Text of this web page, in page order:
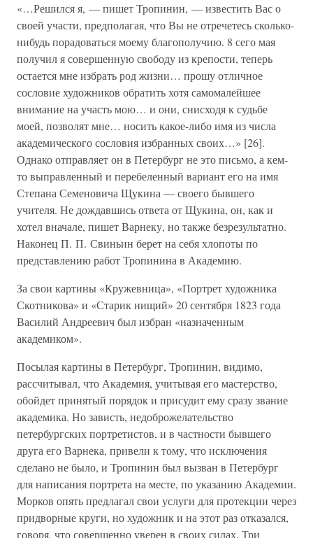
«…Решился я, — пишет Тропинин, — известить Вас о
своей участи, предполагая, что Вы не отречетесь сколько-
нибудь порадоваться моему благополучию. 8 сего мая
получил я совершенную свободу из крепости, теперь
остается мне избрать род жизни… прошу отличное
сословие художников обратить хотя самомалейшее
внимание на участь мою… и они, снисходя к судьбе
моей, позволят мне… носить какое-либо имя из числа
академического сословия избранных своих…» [26].
Однако отправляет он в Петербург не это письмо, а кем-
то выправленный и перебеленный вариант его на имя
Степана Семеновича Щукина — своего бывшего
учителя. Не дождавшись ответа от Щукина, он, как и
хотел вначале, пишет Варнеку, но также безрезультатно.
Наконец П. П. Свиньин берет на себя хлопоты по
представлению работ Тропинина в Академию.
За свои картины «Кружевница», «Портрет художника
Скотникова» и «Старик нищий» 20 сентября 1823 года
Василий Андреевич был избран «назначенным
академиком».
Посылая картины в Петербург, Тропинин, видимо,
рассчитывал, что Академия, учитывая его мастерство,
обойдет принятый порядок и присудит ему сразу звание
академика. Но зависть, недоброжелательство
петербургских портретистов, и в частности бывшего
друга его Варнека, привели к тому, что исключения
сделано не было, и Тропинин был вызван в Петербург
для написания портрета на месте, по указанию Академии.
Морков опять предлагал свои услуги для протекции через
придворные круги, но художник и на этот раз отказался,
говоря, что совершенно уверен в своих силах. Три